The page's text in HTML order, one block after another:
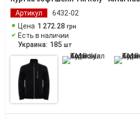
Артикул
6432-02
Цена 1 272.28 грн
Есть в наличии
Украина: 185 шт